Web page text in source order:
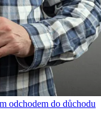
odchodem do důchodu